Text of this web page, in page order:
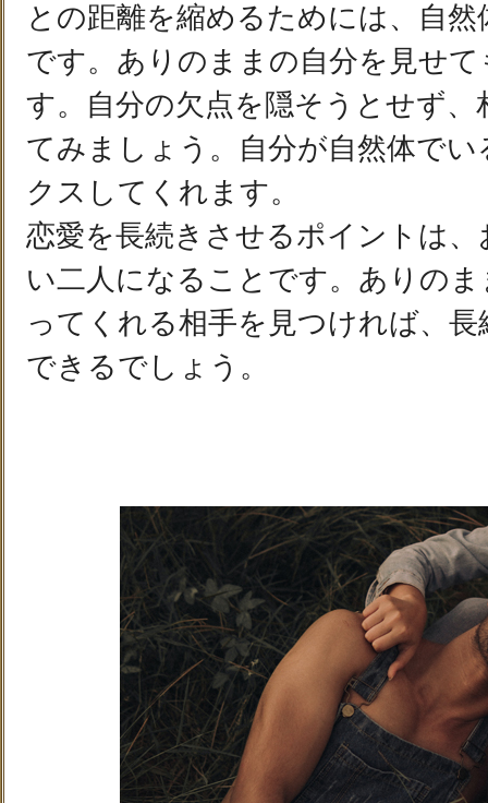
との距離を縮めるためには、自
です。ありのままの自分を見せ
す。自分の欠点を隠そうとせず
てみましょう。自分が自然体で
クスしてくれます。
恋愛を長続きさせるポイントは
い二人になることです。ありの
ってくれる相手を見つければ、
できるでしょう。